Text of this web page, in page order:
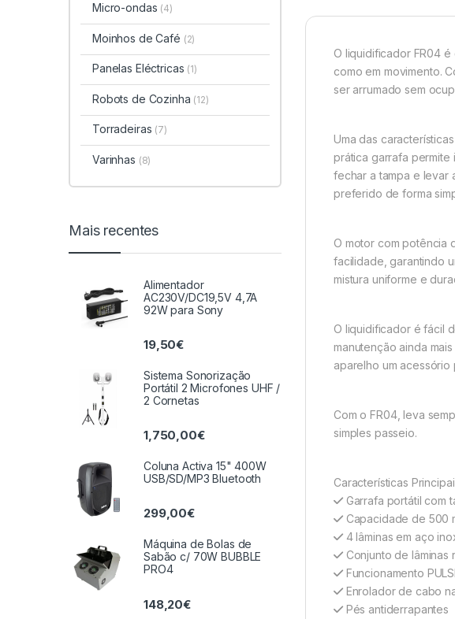
O liquidificador FR04
como em movimento.
ser arrumado sem
Uma das
prática garrafa permite
fechar a tampa e levar
preferido de forma
O motor com potência
facilidade, garantindo
mistura uniforme e
O liquidificador é fácil
manutenção ainda
aparelho um
Com o FR04, leva
simples passeio.
Características
Garrafa portátil com
Capacidade de 500
4 lâminas em aço
Conjunto de lâminas
Funcionamento
Enrolador de cabo
Pés antiderrapantes
Micro-ondas (4)
Moinhos de Café (2)
Panelas Eléctricas (1)
Robots de Cozinha (12)
Torradeiras (7)
Varinhas (8)
Mais recentes
Alimentador
AC230V/DC19,5V 4,7A
92W para Sony
19,50€
Sistema Sonorização
Portátil 2 Microfones UHF /
2 Cornetas
1,750,00€
Coluna Activa 15" 400W
USB/SD/MP3 Bluetooth
299,00€
Máquina de Bolas de
Sabão c/ 70W BUBBLE
PRO4
148,20€